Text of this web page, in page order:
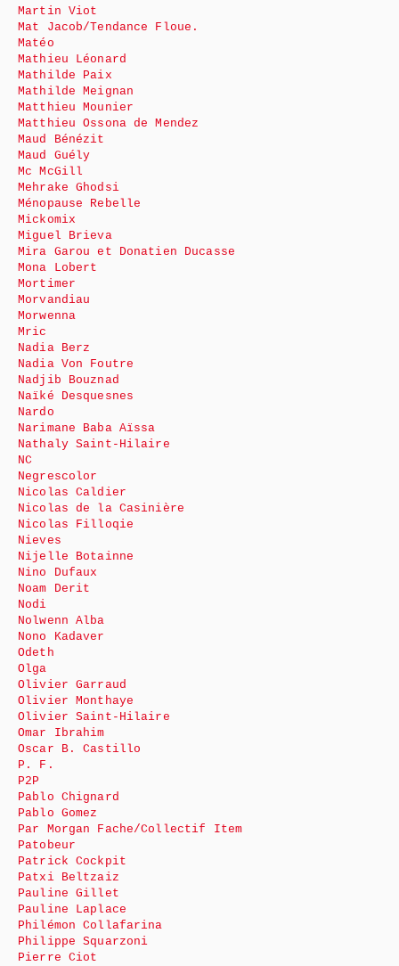
Martin Viot
Mat Jacob/Tendance Floue.
Matéo
Mathieu Léonard
Mathilde Paix
Mathilde Meignan
Matthieu Mounier
Matthieu Ossona de Mendez
Maud Bénézit
Maud Guély
Mc McGill
Mehrake Ghodsi
Ménopause Rebelle
Mickomix
Miguel Brieva
Mira Garou et Donatien Ducasse
Mona Lobert
Mortimer
Morvandiau
Morwenna
Mric
Nadia Berz
Nadia Von Foutre
Nadjib Bouznad
Naïké Desquesnes
Nardo
Narimane Baba Aïssa
Nathaly Saint-Hilaire
NC
Negrescolor
Nicolas Caldier
Nicolas de la Casinière
Nicolas Filloqie
Nieves
Nijelle Botainne
Nino Dufaux
Noam Derit
Nodi
Nolwenn Alba
Nono Kadaver
Odeth
Olga
Olivier Garraud
Olivier Monthaye
Olivier Saint-Hilaire
Omar Ibrahim
Oscar B. Castillo
P. F.
P2P
Pablo Chignard
Pablo Gomez
Par Morgan Fache/Collectif Item
Patobeur
Patrick Cockpit
Patxi Beltzaiz
Pauline Gillet
Pauline Laplace
Philémon Collafarina
Philippe Squarzoni
Pierre Ciot